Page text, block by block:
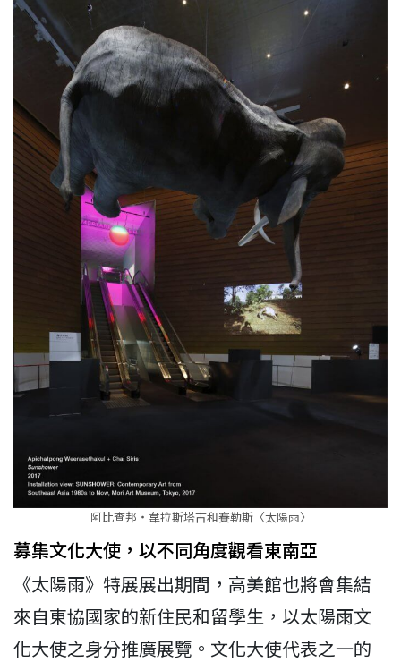
阿比查邦‧韋拉斯塔古和賽勒斯〈太陽雨〉
募集文化大使，以不同角度觀看東南亞
《太陽雨》特展展出期間，高美館也將會集結
來自東協國家的新住民和留學生，以太陽雨文
化大使之身分推廣展覽。文化大使代表之一的